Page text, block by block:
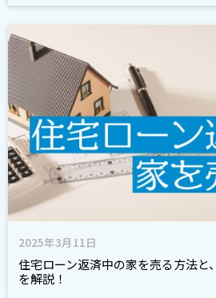
2025年3月11日
住宅ローン返済中の家を売る方法と
を解説！